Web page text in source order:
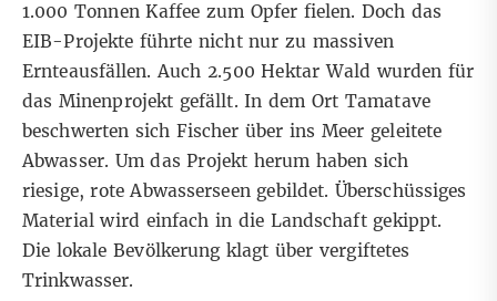
1.000 Tonnen Kaffee zum Opfer fielen. Doch das
EIB-Projekte führte nicht nur zu massiven
Ernteausfällen. Auch 2.500 Hektar Wald wurden für
das Minenprojekt gefällt. In dem Ort Tamatave
beschwerten sich Fischer über ins Meer geleitete
Abwasser. Um das Projekt herum haben sich
riesige, rote Abwasserseen gebildet. Überschüssiges
Material wird einfach in die Landschaft gekippt.
Die lokale Bevölkerung klagt über vergiftetes
Trinkwasser.